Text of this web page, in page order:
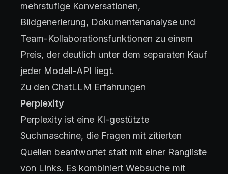
mehrstufige Konversationen,
Bildgenerierung, Dokumentenanalyse und
Team-Kollaborationsfunktionen zu einem
Preis, der deutlich unter dem separaten Kauf
jeder Modell-API liegt.
Zu den ChatLLM Erfahrungen
Perplexity
Perplexity ist eine KI-gestützte
Suchmaschine, die Fragen mit zitierten
Quellen beantwortet statt mit einer Rangliste
von Links. Es kombiniert Websuche mit